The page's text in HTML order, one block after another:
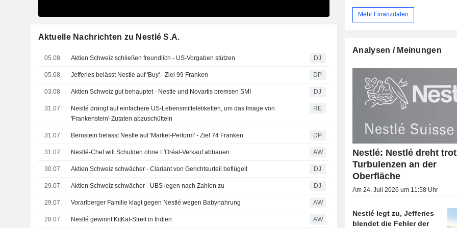
Aktuelle Nachrichten zu Nestlé S.A.
05.08. Aktien Schweiz schließen freundlich - US-Vorgaben stützen DJ
05.08. Jefferies belässt Nestle auf 'Buy' - Ziel 99 Franken DP
03.08. Aktien Schweiz gut behauptet - Nestle und Novartis bremsen SMI DJ
31.07.
Nestlé drängt auf einfachere US-Lebensmitteletiketten, um das Image von
'Frankenstein'-Zutaten abzuschütteln
RE
31.07. Bernstein belässt Nestle auf 'Market-Perform' - Ziel 74 Franken DP
31.07. Nestlé-Chef will Schulden ohne L'Oréal-Verkauf abbauen AW
30.07. Aktien Schweiz schwächer - Clariant von Gerichtsurteil beflügelt DJ
29.07. Aktien Schweiz schwächer - UBS legen nach Zahlen zu DJ
29.07. Vorarlberger Familie klagt gegen Nestlé wegen Babynahrung AW
28.07. Nestlé gewinnt KitKat-Streit in Indien AW
Deutschland (2,1%), Europa (14,1%),
Staaten (32%), Brasilien (4,5%),
Mehr Finanzdaten
Analysen / Meinungen
Nestlé: Nestlé dreht
Turbulenzen an der
Oberfläche
Am 24. Juli 2026 um 11:58 Uhr
Nestlé legt zu, Jefferies
blendet die Fehler der